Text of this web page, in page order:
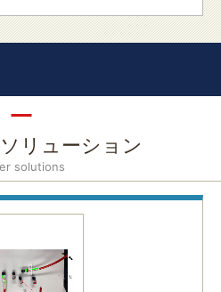
リューション
solutions